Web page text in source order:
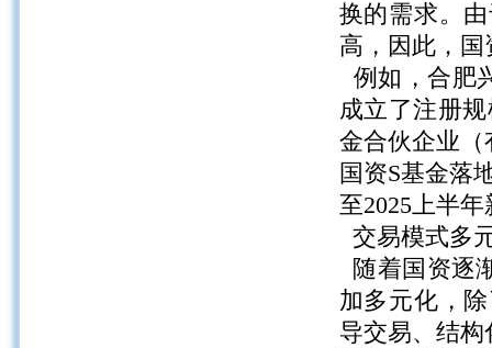
换的需求。
高，因此，
例如，合肥
成立了注册
金合伙企业
国资S基金落
至2025上半
交易模式多
随着国资逐
加多元化，
导交易、结